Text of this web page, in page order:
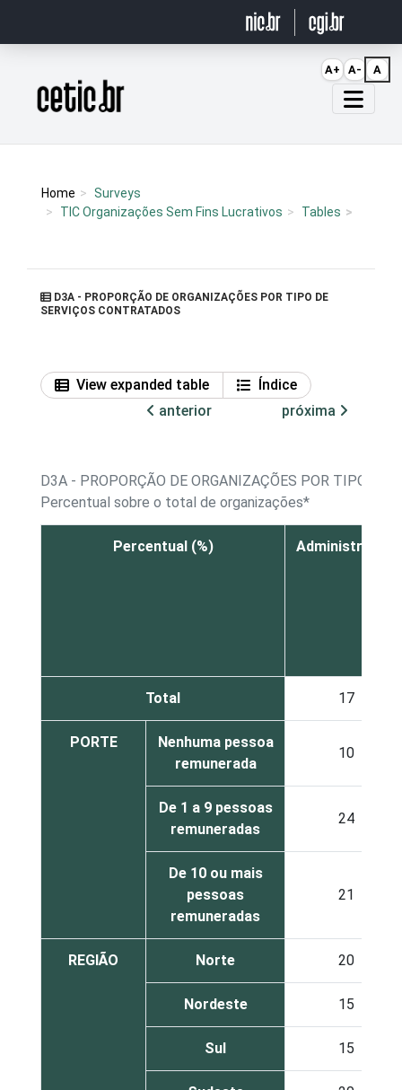
Página inicial
Home
Surveys
TIC Organizações Sem Fins Lucrativos
Tables
D3A - PROPORÇÃO DE ORGANIZAÇÕES POR TIPO DE
SERVIÇOS CONTRATADOS
View expanded table
Índice
anterior
próxima
D3A - PROPORÇÃO DE ORGANIZAÇÕES POR TIPO DE
Percentual sobre o total de organizações*
Percentual (%) Administrativa
Total 17
PORTE
Nenhuma pessoa
remunerada
10
De 1 a 9 pessoas
remuneradas
24
De 10 ou mais
pessoas
remuneradas
21
REGIÃO Norte 20
Nordeste 15
Sul 15
A+ A- A